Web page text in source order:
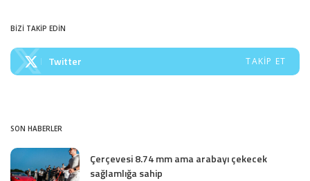
BİZİ TAKİP EDİN
Twitter TAKIP ET
SON HABERLER
Çerçevesi 8.74 mm ama arabayı çekecek
sağlamlığa sahip